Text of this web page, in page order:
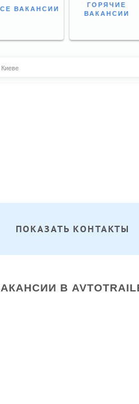
ВАКАНСИИ
ГОРЯЧИЕ
ВАКАНСИИ
ПОКАЗАТЬ КОНТАКТЫ
В